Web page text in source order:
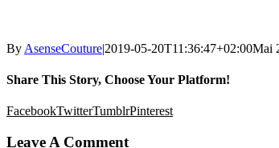
By AsenseCouture|2019-05-20T11:36:47+02:00Mai
Share This Story, Choose Your Platform!
FacebookTwitterTumblrPinterest
Leave A Comment